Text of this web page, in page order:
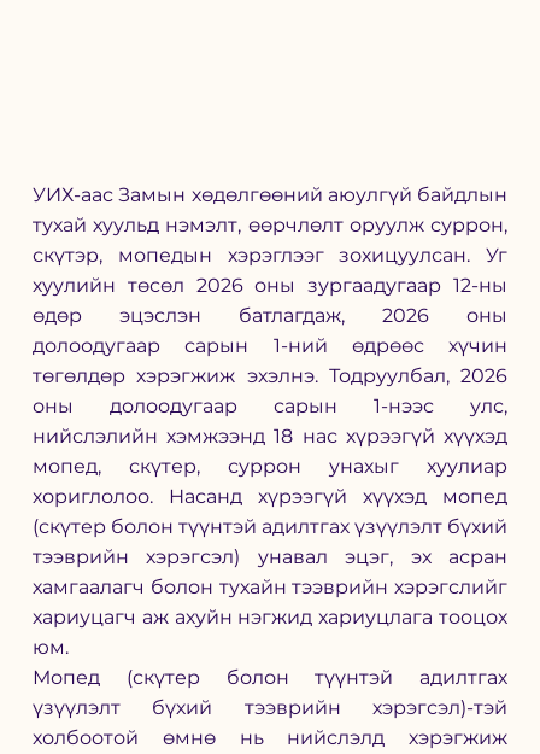
УИХ-аас Замын хөдөлгөөний аюулгүй байдлын
тухай хуульд нэмэлт, өөрчлөлт оруулж суррон,
скүтэр, мопедын хэрэглээг зохицуулсан. Уг
хуулийн төсөл 2026 оны зургаадугаар 12-ны
өдөр эцэслэн батлагдаж, 2026 оны
долоодугаар сарын 1-ний өдрөөс хүчин
төгөлдөр хэрэгжиж эхэлнэ. Тодруулбал, 2026
оны долоодугаар сарын 1-нээс улс,
нийслэлийн хэмжээнд 18 нас хүрээгүй хүүхэд
мопед, скүтер, суррон унахыг хуулиар
хориглолоо. Насанд хүрээгүй хүүхэд мопед
(скүтер болон түүнтэй адилтгах үзүүлэлт бүхий
тээврийн хэрэгсэл) унавал эцэг, эх асран
хамгаалагч болон тухайн тээврийн хэрэгслийг
хариуцагч аж ахуйн нэгжид хариуцлага тооцох
юм.
Мопед (скүтер болон түүнтэй адилтгах
үзүүлэлт бүхий тээврийн хэрэгсэл)-тэй
холбоотой өмнө нь нийслэлд хэрэгжиж